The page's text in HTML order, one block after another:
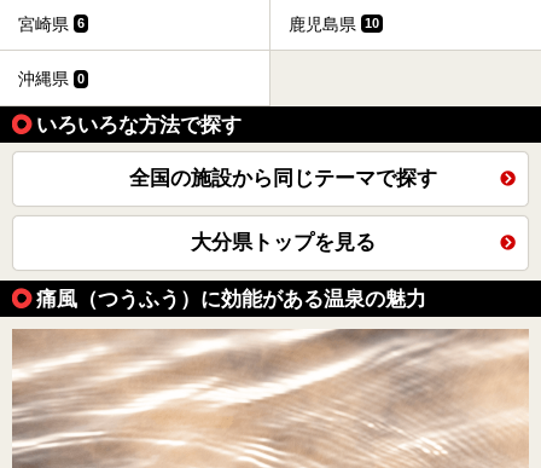
宮崎県 6 鹿児島県 10
沖縄県 0
いろいろな方法で探す
全国の施設から同じテーマで探す
大分県トップを見る
痛風（つうふう）に効能がある温泉の魅力